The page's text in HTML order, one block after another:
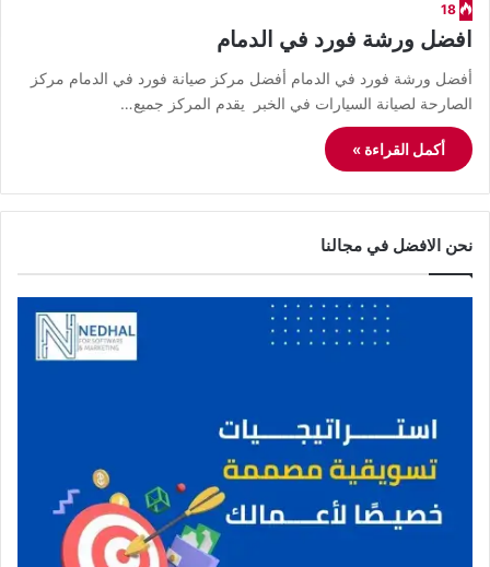
18
افضل ورشة فورد في الدمام
أفضل ورشة فورد في الدمام أفضل مركز صيانة فورد في الدمام مركز
الصارحة لصيانة السيارات في الخبر يقدم المركز جميع…
أكمل القراءة »
نحن الافضل في مجالنا